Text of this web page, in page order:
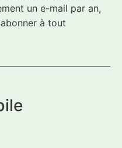
un e-mail par an,
à tout